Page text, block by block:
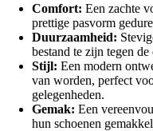
Comfort: Een zachte
prettige pasvorm
Duurzaamheid:
bestand te zijn tegen
Stijl: Een modern
van worden, perfect
gelegenheden.
Gemak: Een
hun schoenen